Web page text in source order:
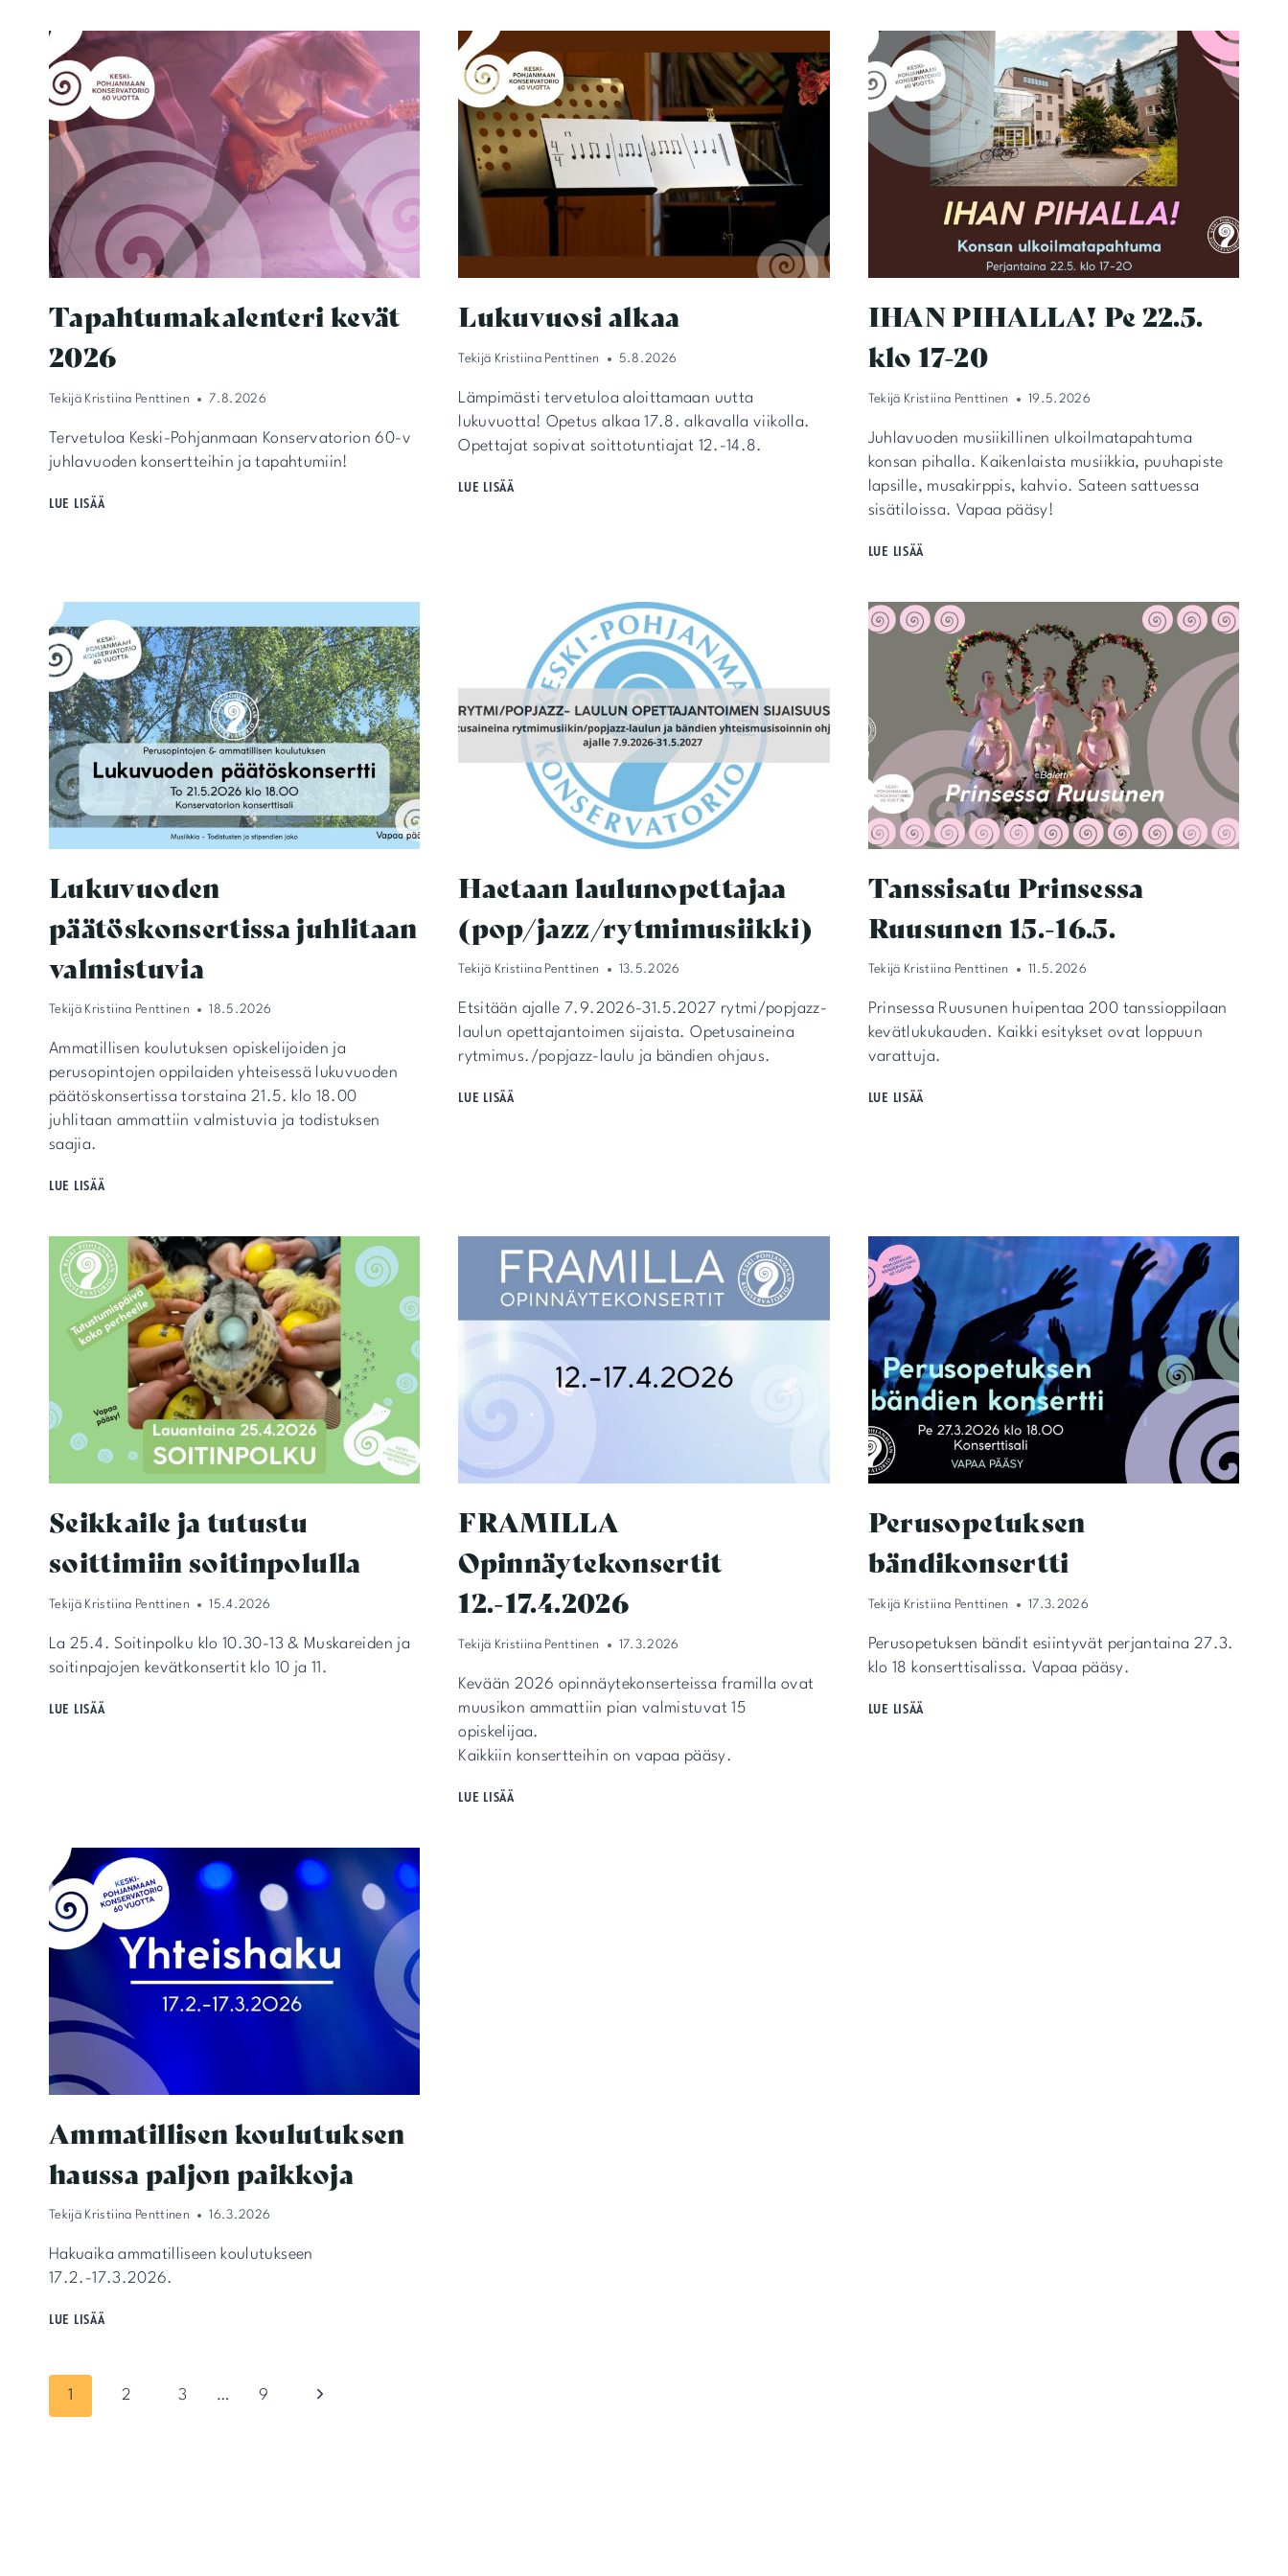
Tapahtumakalenteri kevät
2026
Tekijä Kristiina Penttinen 7.8.2026
Tervetuloa Keski-Pohjanmaan Konservatorion 60-v
juhlavuoden konsertteihin ja tapahtumiin!
LUE LISÄÄ
Lukuvuosi alkaa
Tekijä Kristiina Penttinen 5.8.2026
Lämpimästi tervetuloa aloittamaan uutta
lukuvuotta! Opetus alkaa 17.8. alkavalla viikolla.
Opettajat sopivat soittotuntiajat 12.-14.8.
LUE LISÄÄ
IHAN PIHALLA! Pe 22.5.
klo 17-20
Tekijä Kristiina Penttinen 19.5.2026
Juhlavuoden musiikillinen ulkoilmatapahtuma
konsan pihalla. Kaikenlaista musiikkia, puuhapiste
lapsille, musakirppis, kahvio. Sateen sattuessa
sisätiloissa. Vapaa pääsy!
LUE LISÄÄ
22.5.
KLO
Lukuvuoden
päätöskonsertissa juhlitaan
valmistuvia
Tekijä Kristiina Penttinen 18.5.2026
Ammatillisen koulutuksen opiskelijoiden ja
perusopintojen oppilaiden yhteisessä lukuvuoden
päätöskonsertissa torstaina 21.5. klo 18.00
juhlitaan ammattiin valmistuvia ja todistuksen
saajia.
LUE LISÄÄ
VALMISTUVIA
Haetaan laulunopettajaa
(pop/jazz/rytmimusiikki)
Tekijä Kristiina Penttinen 13.5.2026
Etsitään ajalle 7.9.2026-31.5.2027 rytmi/popjazz-
laulun opettajantoimen sijaista. Opetusaineina
rytmimus./popjazz-laulu ja bändien ohjaus.
LUE LISÄÄ
Tanssisatu Prinsessa
Ruusunen 15.-16.5.
Tekijä Kristiina Penttinen 11.5.2026
Prinsessa Ruusunen huipentaa 200 tanssioppilaan
kevätlukukauden. Kaikki esitykset ovat loppuun
varattuja.
LUE LISÄÄ
Seikkaile ja tutustu
soittimiin soitinpolulla
Tekijä Kristiina Penttinen 15.4.2026
La 25.4. Soitinpolku klo 10.30-13 & Muskareiden ja
soitinpajojen kevätkonsertit klo 10 ja 11.
LUE LISÄÄ
FRAMILLA
Opinnäytekonsertit
12.-17.4.2026
Tekijä Kristiina Penttinen 17.3.2026
Kevään 2026 opinnäytekonserteissa framilla ovat
muusikon ammattiin pian valmistuvat 15
opiskelijaa.
Kaikkiin konsertteihin on vapaa pääsy.
LUE LISÄÄ
Perusopetuksen
bändikonsertti
Tekijä Kristiina Penttinen 17.3.2026
Perusopetuksen bändit esiintyvät perjantaina 27.3.
klo 18 konserttisalissa. Vapaa pääsy.
LUE LISÄÄ
Ammatillisen koulutuksen
haussa paljon paikkoja
Tekijä Kristiina Penttinen 16.3.2026
Hakuaika ammatilliseen koulutukseen
17.2.-17.3.2026.
LUE LISÄÄAMMATILLISEN
PAIKKOJA
Sivunavigointi
1 2 3 … 9 Seuraava